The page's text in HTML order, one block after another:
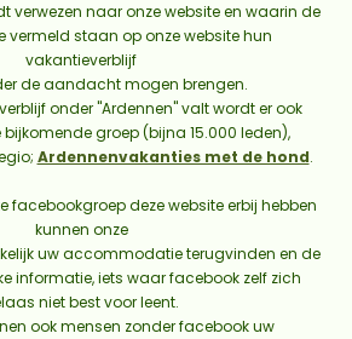
verwezen naar onze website en waarin de
vermeld staan op onze website hun
vakantieverblijf
de aandacht mogen brengen.
onder "Ardennen" valt wordt er ook
bijkomende groep (bijna 15.000 leden),
Ardennenvakanties met de hond.
facebookgroep deze website erbij hebben
kunnen onze
uw accommodatie terugvinden en de
informatie, iets waar facebook zelf zich
niet best voor leent.
ook mensen zonder facebook uw